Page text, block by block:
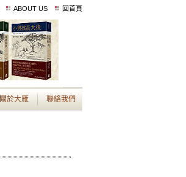
ABOUT US 回首頁
關於大雁 聯絡我們